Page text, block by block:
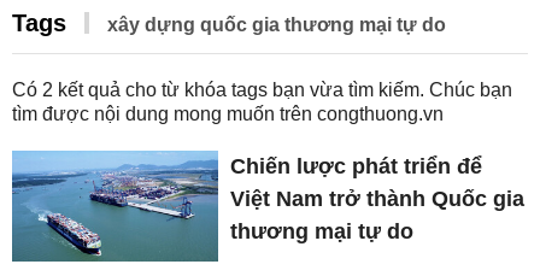
Tags xây dựng quốc gia thương mại tự do
Có 2 kết quả cho từ khóa tags bạn vừa tìm kiếm. Chúc bạn
tìm được nội dung mong muốn trên congthuong.vn
Chiến lược phát triển để
Việt Nam trở thành Quốc gia
thương mại tự do